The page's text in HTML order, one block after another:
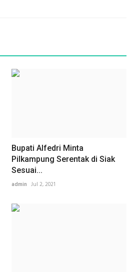
Bupati Alfedri Minta
Pilkampung Serentak di Siak
Sesuai...
admin Jul 2, 2021